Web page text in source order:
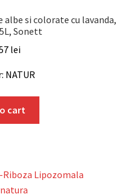
si colorate cu lavanda,
Sonett
lei
NATUR
cart